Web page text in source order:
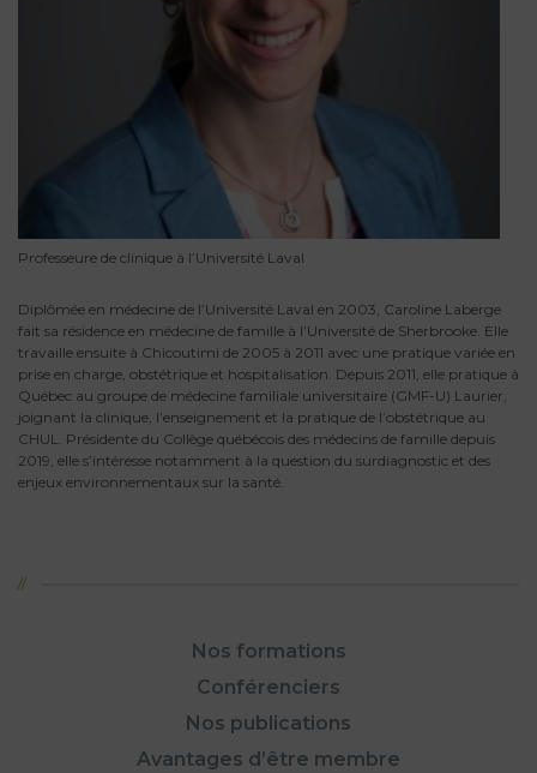
Professeure de clinique à l’Université Laval
Diplômée en médecine de l’Université Laval en 2003, Caroline Laberge
fait sa résidence en médecine de famille à l’Université de Sherbrooke. Elle
travaille ensuite à Chicoutimi de 2005 à 2011 avec une pratique variée en
prise en charge, obstétrique et hospitalisation. Depuis 2011, elle pratique à
Québec au groupe de médecine familiale universitaire (GMF-U) Laurier,
joignant la clinique, l’enseignement et la pratique de l’obstétrique au
CHUL. Présidente du Collège québécois des médecins de famille depuis
2019, elle s’intéresse notamment à la question du surdiagnostic et des
enjeux environnementaux sur la santé.
Nos formations
Conférenciers
Nos publications
Avantages d’être membre